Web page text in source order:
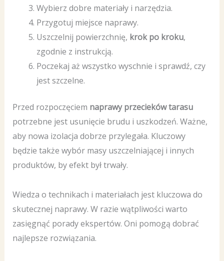
Wybierz dobre materiały i narzędzia.
Przygotuj miejsce naprawy.
Uszczelnij powierzchnię, krok po kroku,
zgodnie z instrukcją.
Poczekaj aż wszystko wyschnie i sprawdź, czy
jest szczelne.
Przed rozpoczęciem naprawy przecieków tarasu
potrzebne jest usunięcie brudu i uszkodzeń. Ważne,
aby nowa izolacja dobrze przylegała. Kluczowy
będzie także wybór masy uszczelniającej i innych
produktów, by efekt był trwały.
Wiedza o technikach i materiałach jest kluczowa do
skutecznej naprawy. W razie wątpliwości warto
zasięgnąć porady ekspertów. Oni pomogą dobrać
najlepsze rozwiązania.